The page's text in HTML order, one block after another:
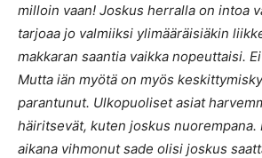
milloin vaan! Joskus herralla on intoa
tarjoaa jo valmiiksi ylimääräisiäkin
makkaran saantia vaikka nopeuttaisi.
Mutta iän myötä on myös
parantunut. Ulkopuoliset asiat
häiritsevät, kuten joskus nuorempana.
aikana vihmonut sade olisi joskus